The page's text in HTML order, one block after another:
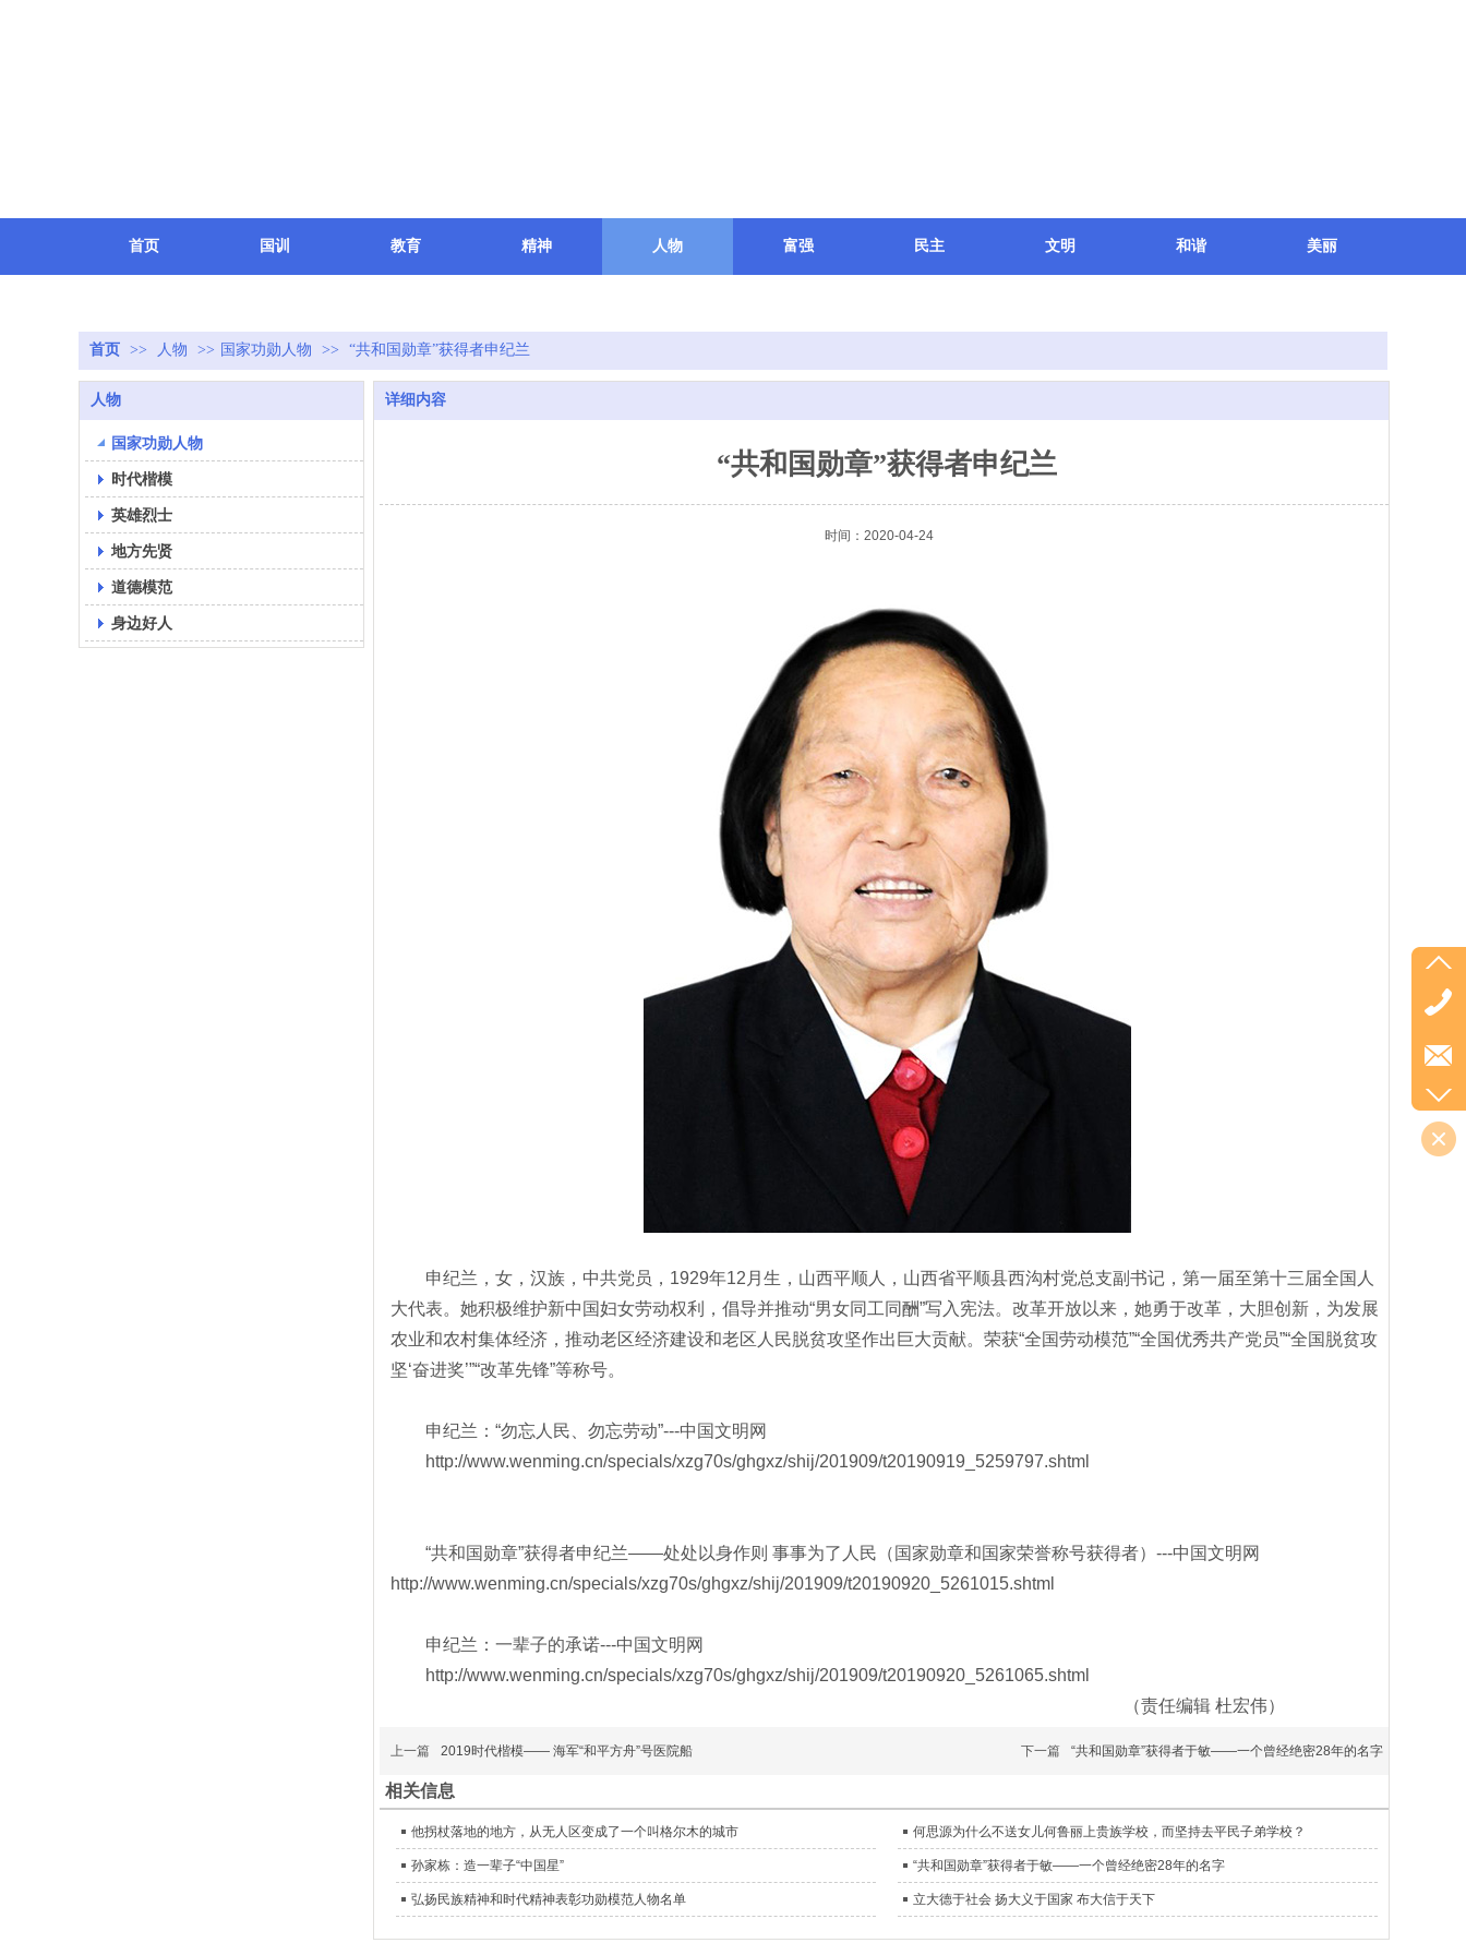
首页 国训 教育 精神 人物 富强 民主 文明 和谐 美丽
首页 >> 人物 >> 国家功勋人物 >> “共和国勋章”获得者申纪兰
人物
国家功勋人物
时代楷模
英雄烈士
地方先贤
道德模范
身边好人
详细内容
“共和国勋章”获得者申纪兰
时间：2020-04-24
申纪兰，女，汉族，中共党员，1929年12月生，山西平顺人，山西省平顺县西沟村党总支副书记，第一届至第十三届全国人
大代表。她积极维护新中国妇女劳动权利，倡导并推动“男女同工同酬”写入宪法。改革开放以来，她勇于改革，大胆创新，为发展
农业和农村集体经济，推动老区经济建设和老区人民脱贫攻坚作出巨大贡献。荣获“全国劳动模范”“全国优秀共产党员”“全国脱贫攻
坚‘奋进奖’”“改革先锋”等称号。
申纪兰：“勿忘人民、勿忘劳动”---中国文明网
http://www.wenming.cn/specials/xzg70s/ghgxz/shij/201909/t20190919_5259797.shtml
“共和国勋章”获得者申纪兰——处处以身作则 事事为了人民（国家勋章和国家荣誉称号获得者）---中国文明网
http://www.wenming.cn/specials/xzg70s/ghgxz/shij/201909/t20190920_5261015.shtml
申纪兰：一辈子的承诺---中国文明网
http://www.wenming.cn/specials/xzg70s/ghgxz/shij/201909/t20190920_5261065.shtml
（责任编辑 杜宏伟）
上一篇 2019时代楷模—— 海军“和平方舟”号医院船 下一篇 “共和国勋章”获得者于敏——一个曾经绝密28年的名字
相关信息
他拐杖落地的地方，从无人区变成了一个叫格尔木的城市 何思源为什么不送女儿何鲁丽上贵族学校，而坚持去平民子弟学校？
孙家栋：造一辈子“中国星” “共和国勋章”获得者于敏——一个曾经绝密28年的名字
弘扬民族精神和时代精神表彰功勋模范人物名单 立大德于社会 扬大义于国家 布大信于天下